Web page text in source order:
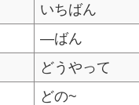
いちばん
―ばん
どうやって
どの~